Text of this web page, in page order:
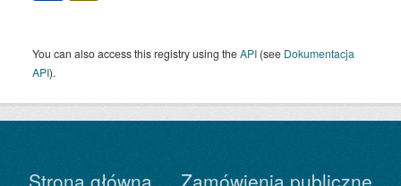
You can also access this registry using theAPI (see Dokumentacja
API).
Strona główna Zamówienia publiczne